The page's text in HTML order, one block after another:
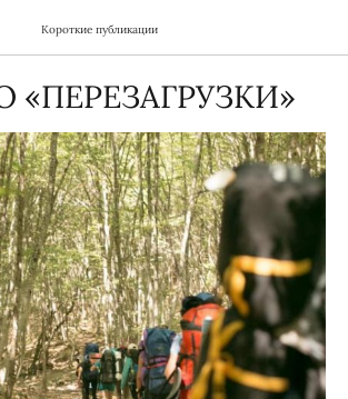
Короткие публикации
«ПЕРЕЗАГРУЗКИ»